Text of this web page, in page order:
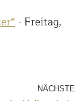
- Freitag,
NÄCHSTE